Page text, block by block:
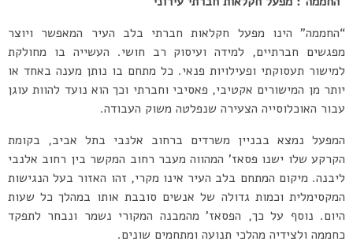
“החממה” הינו מפעל חקלאות חברתי בלב העיר המאפשר ויוצר
מפגשים חברתיים, למידה ועיסוק רב חושי. העשייה בו מחולקת
למישור תעסוקתי ופעילויות פנאי. כל מתחם בו נותן מענה באחד או
יותר מן המישורים אקטיבי, פאסיבי וחברתי וכך הוא נועד להוות עוגן
עבור האוכלוסייה הצעירה שנפלטה משוק העבודה.
המפעל נמצא בבניין משרדים ברחוב אלנבי בתל אביב, בקומת
הקרקע שלו ישנו פסאז’ המהווה מעבר רחוב המקשר בין רחוב אלנבי
ליבנה. מיקום המתחם בלב העיר אינו מקרי, זהו האזור בעל הנגישות
המקסימלית וכמות גדולה של אנשים סובבת אותו במהלך כל שעות
היום. נוסף על כך, הפסאז’ מהמבנה המקורי נשמר ונבחר לתפקד
כחממה ולצידיה מהלכי תנועה ומתחמים שונים.